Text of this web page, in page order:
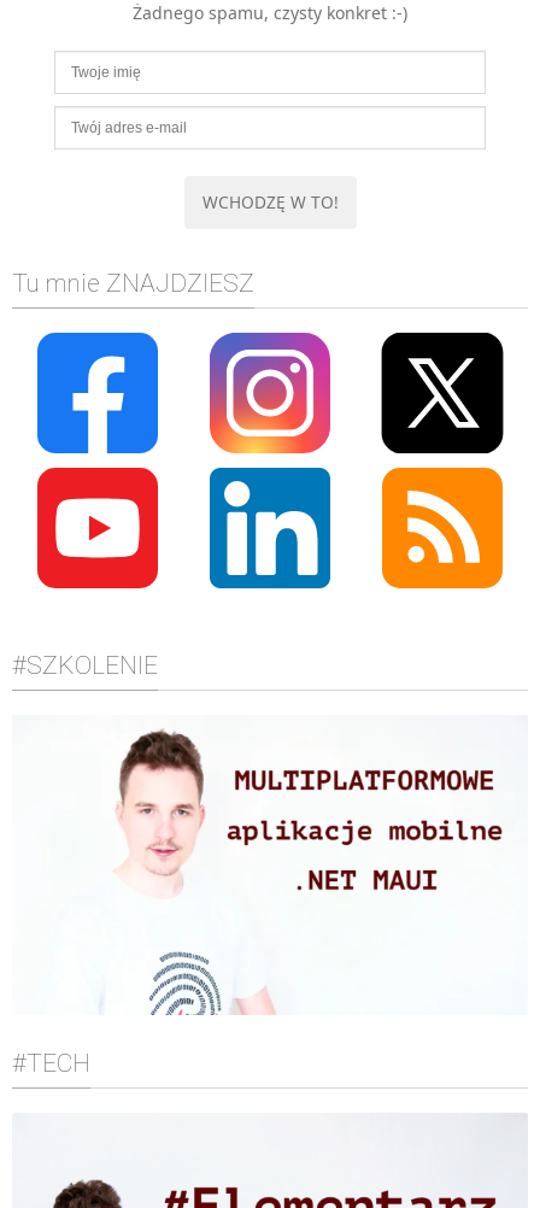
MOBILE
Android
KONTROLA WERSJI
SQL
TESTOWANIE
SIECI
WYDARZENIA
BIZNES
PO GODZINACH
KONTAKT
Żadnego spamu, czysty konkret :-)
Tu mnie ZNAJDZIESZ
#SZKOLENIE
#TECH